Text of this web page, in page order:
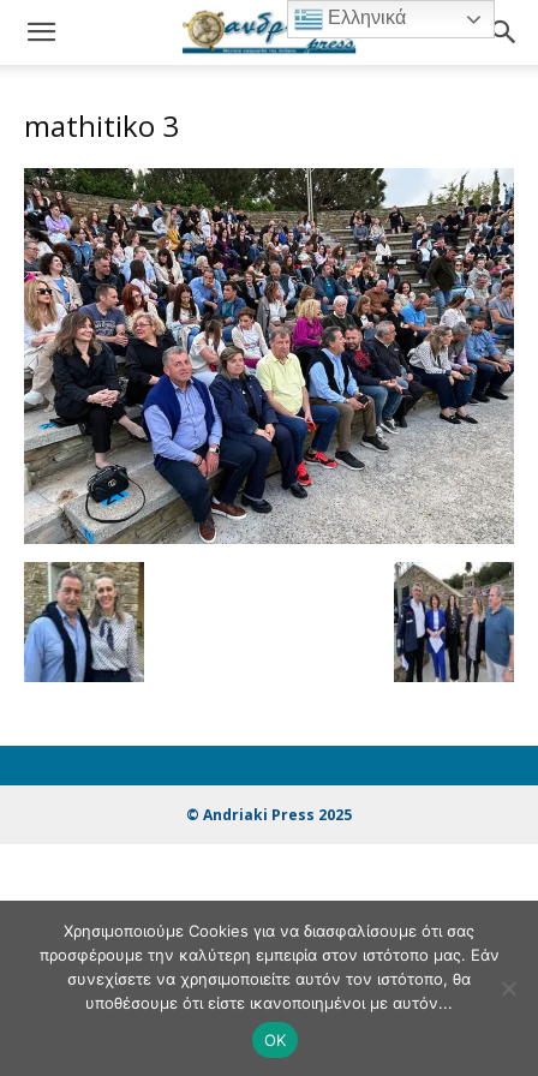
mathitiko 3
© Andriaki Press 2025
Ελληνικά
Χρησιμοποιούμε Cookies για να διασφαλίσουμε ότι σας
προσφέρουμε την καλύτερη εμπειρία στον ιστότοπο μας. Εάν
συνεχίσετε να χρησιμοποιείτε αυτόν τον ιστότοπο, θα
υποθέσουμε ότι είστε ικανοποιημένοι με αυτόν...
OK